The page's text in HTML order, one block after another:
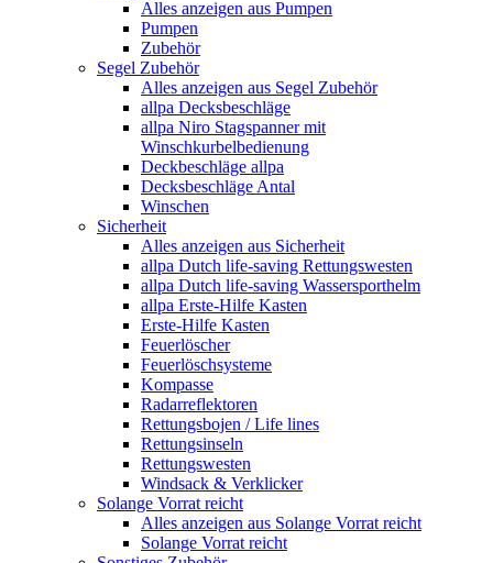
Alles anzeigen aus Pumpen
Pumpen
Zubehör
Segel Zubehör
Alles anzeigen aus Segel Zubehör
allpa Decksbeschläge
allpa Niro Stagspanner mit
Winschkurbelbedienung
Deckbeschläge allpa
Decksbeschläge Antal
Winschen
Sicherheit
Alles anzeigen aus Sicherheit
allpa Dutch life-saving Rettungswesten
allpa Dutch life-saving Wassersporthelm
allpa Erste-Hilfe Kasten
Erste-Hilfe Kasten
Feuerlöscher
Feuerlöschsysteme
Kompasse
Radarreflektoren
Rettungsbojen / Life lines
Rettungsinseln
Rettungswesten
Windsack & Verklicker
Solange Vorrat reicht
Alles anzeigen aus Solange Vorrat reicht
Solange Vorrat reicht